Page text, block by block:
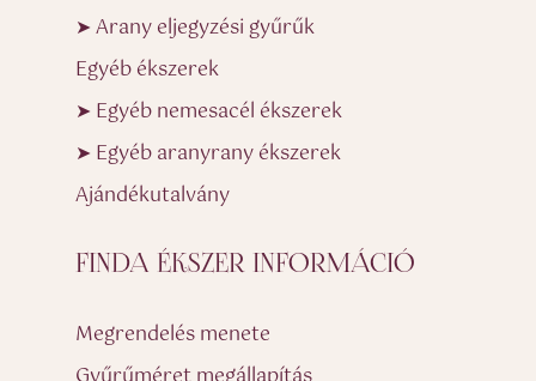
➤ Arany eljegyzési gyűrűk
Egyéb ékszerek
➤ Egyéb nemesacél ékszerek
➤ Egyéb aranyrany ékszerek
Ajándékutalvány
FINDA ÉKSZER INFORMÁCIÓ
Megrendelés menete